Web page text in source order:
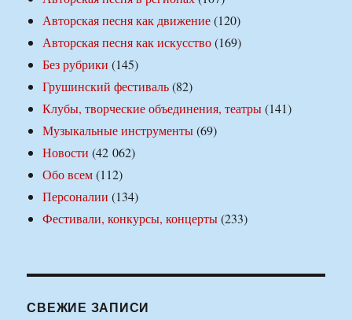
Авторская песня как движение(120)
Авторская песня как искусство(169)
Без рубрики (145)
Грушинский фестиваль(82)
Клубы, творческие объединения, театры(141)
Музыкальные инструменты(69)
Новости (42 062)
Обо всем(112)
Персоналии (134)
Фестивали, конкурсы, концерты(233)
СВЕЖИЕ ЗАПИСИ